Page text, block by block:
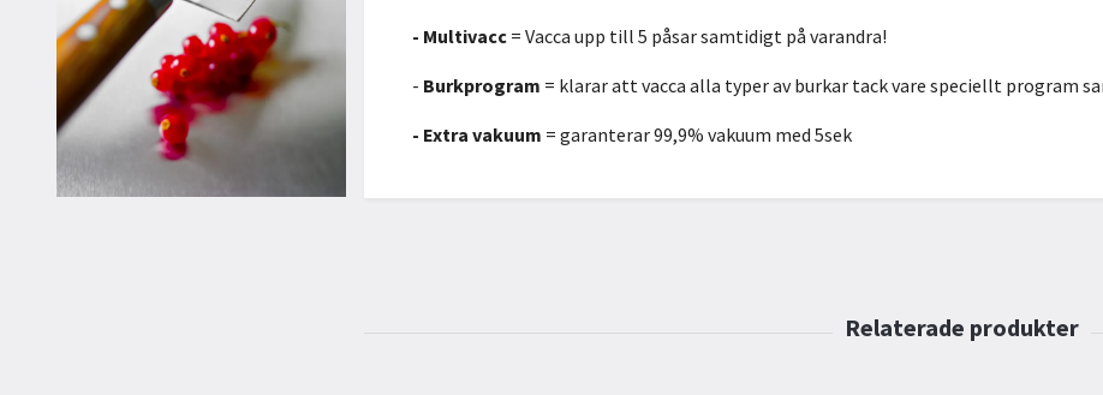
- Multivacc = Vacca upp till 5 påsar samtidigt på varandra!
- Burkprogram = klarar att vacca alla typer av burkar tack vare speciellt program
- Extra vakuum = garanterar 99,9% vakuum med 5sek